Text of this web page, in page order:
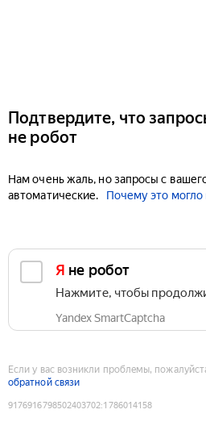
Подтвердите, что
не робот
Нам очень жаль, но запросы с
автоматические.
Почему это могло
Я не робот
Нажмите, чтобы
Yandex SmartCaptcha
Если у вас возникли проблемы,
обратной связи
9176916798502403702:1786014158